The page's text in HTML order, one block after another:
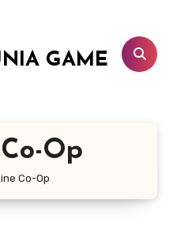
GAME
Op
Co-Op